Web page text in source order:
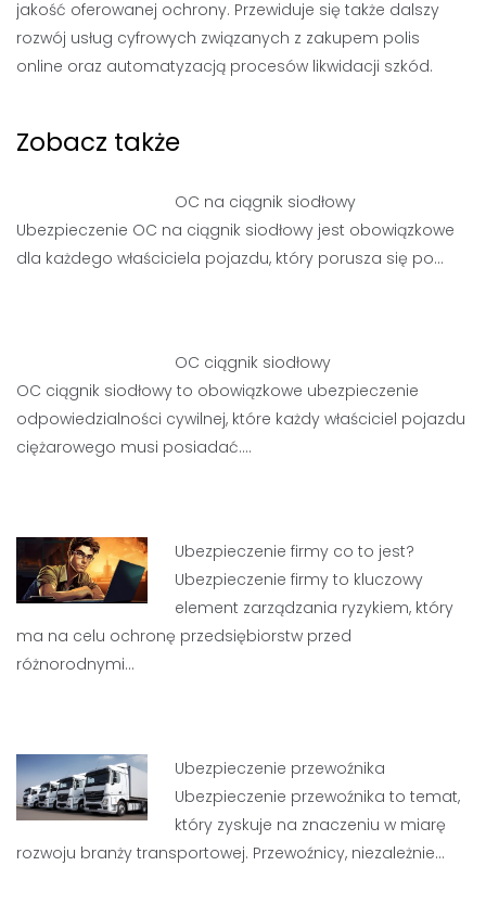
jakość oferowanej ochrony. Przewiduje się także dalszy
rozwój usług cyfrowych związanych z zakupem polis
online oraz automatyzacją procesów likwidacji szkód.
Zobacz także
OC na ciągnik siodłowy
Ubezpieczenie OC na ciągnik siodłowy jest obowiązkowe
dla każdego właściciela pojazdu, który porusza się po…
OC ciągnik siodłowy
OC ciągnik siodłowy to obowiązkowe ubezpieczenie
odpowiedzialności cywilnej, które każdy właściciel pojazdu
ciężarowego musi posiadać.…
Ubezpieczenie firmy co to jest?
Ubezpieczenie firmy to kluczowy
element zarządzania ryzykiem, który
ma na celu ochronę przedsiębiorstw przed
różnorodnymi…
Ubezpieczenie przewoźnika
Ubezpieczenie przewoźnika to temat,
który zyskuje na znaczeniu w miarę
rozwoju branży transportowej. Przewoźnicy, niezależnie…